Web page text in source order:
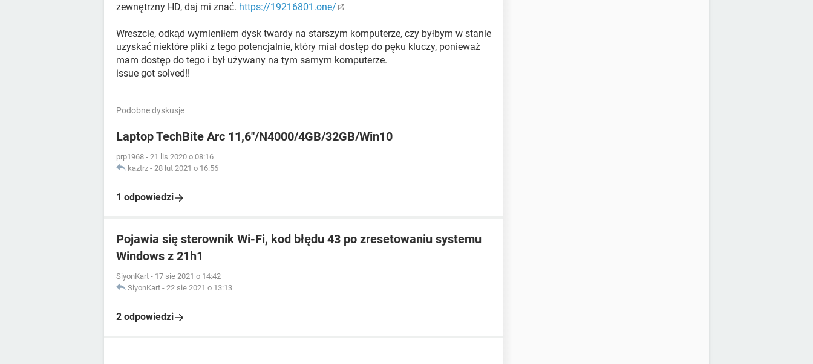
zewnętrzny HD, daj mi znać. https://19216801.one/
Wreszcie, odkąd wymieniłem dysk twardy na starszym komputerze, czy byłbym w stanie
uzyskać niektóre pliki z tego potencjalnie, który miał dostęp do pęku kluczy, ponieważ
mam dostęp do tego i był używany na tym samym komputerze.
issue got solved!!
Podobne dyskusje
Laptop TechBite Arc 11,6"/N4000/4GB/32GB/Win10
prp1968 - 21 lis 2020 o 08:16
kaztrz - 28 lut 2021 o 16:56
1 odpowiedzi
Pojawia się sterownik Wi-Fi, kod błędu 43 po zresetowaniu systemu
Windows z 21h1
SiyonKart - 17 sie 2021 o 14:42
SiyonKart - 22 sie 2021 o 13:13
2 odpowiedzi